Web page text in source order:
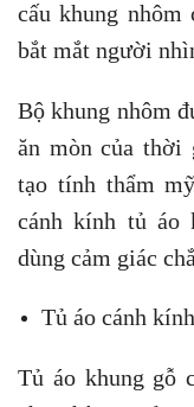
cấu khung
bắt mắt người
Bộ khung nhôm
ăn mòn của thời
tạo tính thẩm
cánh kính tủ áo
dùng cảm giác
Tủ áo cánh
Tủ áo khung gỗ